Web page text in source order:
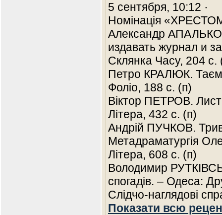
5 сентября, 10:12 ·
Номінація
Александр
издавать журнал и
Склянка Часу, 204 с.
Петро КРАЛЮК.
Фоліо, 188 с. (п)
Віктор ПЕТРОВ.
Літера, 432 с. (п)
Андрій ПУЧКОВ.
Метадраматургія
Літера, 608 с. (п)
Володимир
спогадів. – Одеса:
Слідчо-наглядові
Показати всю